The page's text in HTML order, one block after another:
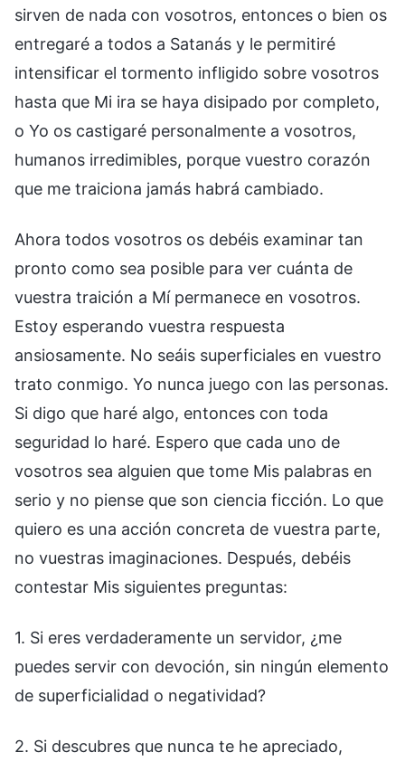
sirven de nada con vosotros, entonces o bien os
entregaré a todos a Satanás y le permitiré
intensificar el tormento infligido sobre vosotros
hasta que Mi ira se haya disipado por completo,
o Yo os castigaré personalmente a vosotros,
humanos irredimibles, porque vuestro corazón
que me traiciona jamás habrá cambiado.
Ahora todos vosotros os debéis examinar tan
pronto como sea posible para ver cuánta de
vuestra traición a Mí permanece en vosotros.
Estoy esperando vuestra respuesta
ansiosamente. No seáis superficiales en vuestro
trato conmigo. Yo nunca juego con las personas.
Si digo que haré algo, entonces con toda
seguridad lo haré. Espero que cada uno de
vosotros sea alguien que tome Mis palabras en
serio y no piense que son ciencia ficción. Lo que
quiero es una acción concreta de vuestra parte,
no vuestras imaginaciones. Después, debéis
contestar Mis siguientes preguntas:
1. Si eres verdaderamente un servidor, ¿me
puedes servir con devoción, sin ningún elemento
de superficialidad o negatividad?
2. Si descubres que nunca te he apreciado,